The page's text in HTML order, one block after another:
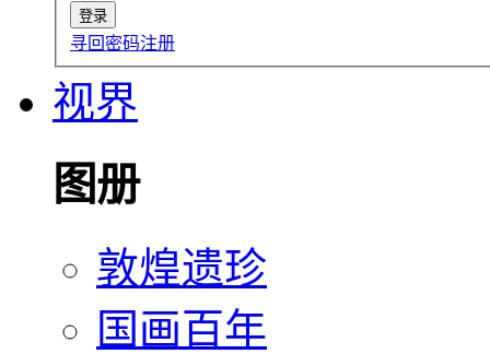
寻回密码注册
视界
图册
敦煌遗珍
国画百年